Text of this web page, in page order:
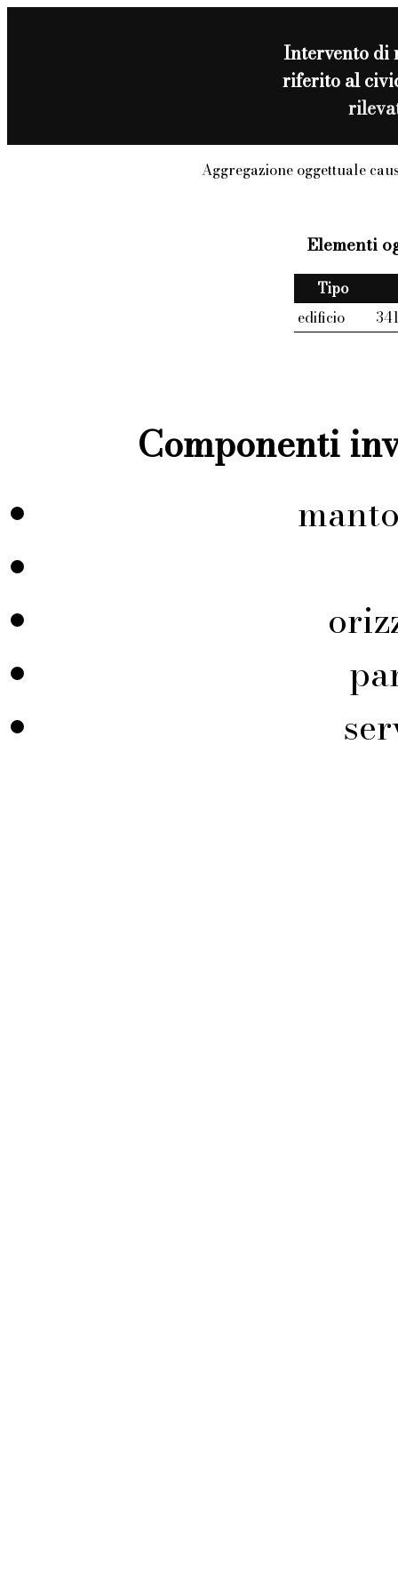
Intervento di
riferito al
Aggregazione oggettuale
Elementi
Tipo
edificio
Componenti